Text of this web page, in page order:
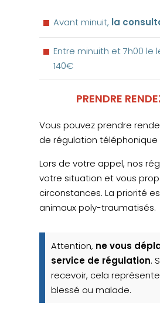
Avant minuit, la
Entre minuith et 7h00 le
140€
PRENDRE
Vous pouvez prendre
de régulation téléphonique
Lors de votre appel, nos
votre situation et vous
circonstances. La priorité
animaux poly-traumatisés.
Attention, ne vous
service de régulation.
recevoir, cela
blessé ou malade.